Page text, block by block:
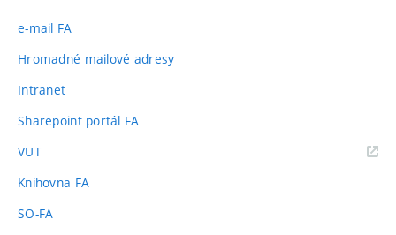
e-mail FA
Hromadné mailové adresy
Intranet
Sharepoint portál FA
VUT(externí
Knihovna FA
SO-FA